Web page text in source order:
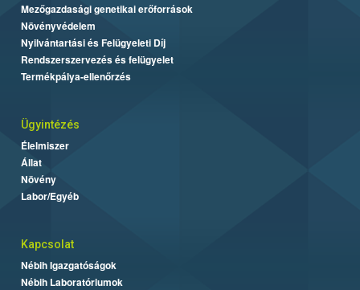
Mezőgazdasági genetikai erőforrások
Növényvédelem
Nyilvántartási és Felügyeleti Díj
Rendszerszervezés és felügyelet
Termékpálya-ellenőrzés
Ügyintézés
Élelmiszer
Állat
Növény
Labor/Egyéb
Kapcsolat
Nébih Igazgatóságok
Nébih Laboratóriumok